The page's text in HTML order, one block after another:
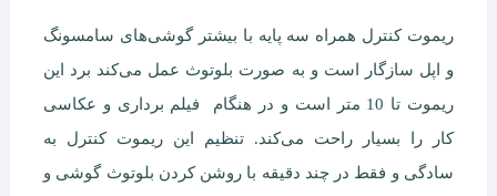
ریموت کنترل همراه سه پایه با بیشتر گوشی‌های سامسونگ
و اپل سازگار است و به صورت بلوتوث عمل می‌کند برد این
ریموت تا 10 متر است و در هنگام فیلم برداری و عکاسی
کار را بسیار راحت می‌کند. تنظیم این ریموت کنترل به
سادگی و فقط در چند دقیقه با روشن کردن بلوتوث گوشی و